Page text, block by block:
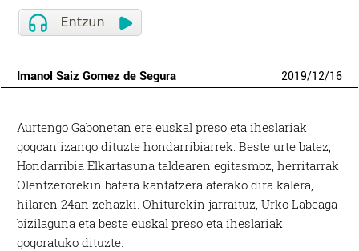
Imanol Saiz Gomez de Segura 2019/12/16
Aurtengo Gabonetan ere euskal preso eta iheslariak
gogoan izango dituzte hondarribiarrek. Beste urte batez,
Hondarribia Elkartasuna taldearen egitasmoz, herritarrak
Olentzerorekin batera kantatzera aterako dira kalera,
hilaren 24an zehazki. Ohiturekin jarraituz, Urko Labeaga
bizilaguna eta beste euskal preso eta iheslariak
gogoratuko dituzte.